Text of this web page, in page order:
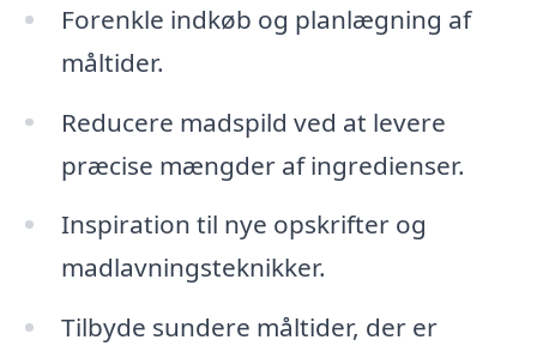
Forenkle indkøb og planlægning af
måltider.
Reducere madspild ved at levere
præcise mængder af ingredienser.
Inspiration til nye opskrifter og
madlavningsteknikker.
Tilbyde sundere måltider, der er